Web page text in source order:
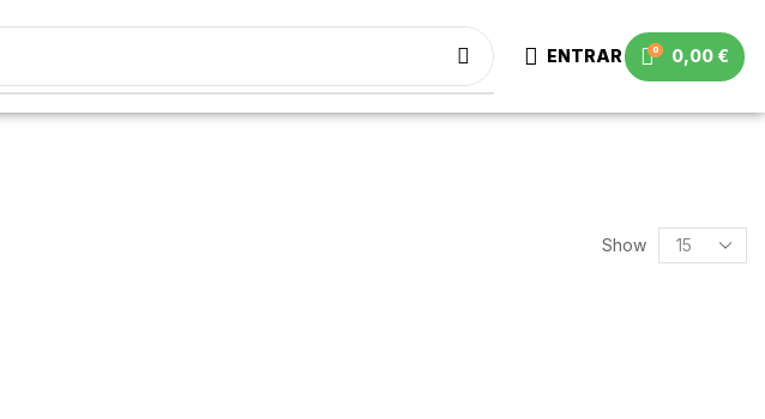
ENTRAR 0 0,00 €
Show